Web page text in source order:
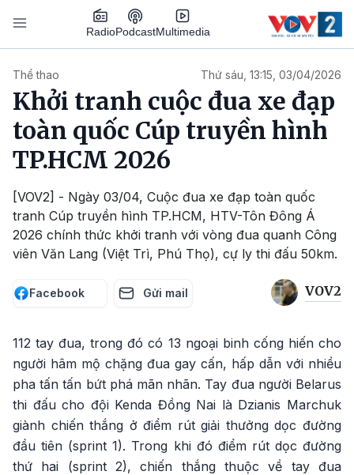
Nhảy đến nội dung
RadioPodcastMultimedia
Thể thao Thứ sáu, 13:15, 03/04/2026
Khởi tranh cuộc đua xe đạp
toàn quốc Cúp truyền hình
TP.HCM 2026
[VOV2] - Ngày 03/04, Cuộc đua xe đạp toàn quốc
tranh Cúp truyền hình TP.HCM, HTV-Tôn Đông Á
2026 chính thức khởi tranh với vòng đua quanh Công
viên Văn Lang (Việt Trì, Phú Thọ), cự ly thi đấu 50km.
Facebook Gửi mail VOV2
112 tay đua, trong đó có 13 ngoại binh cống hiến cho
người hâm mộ chặng đua gay cấn, hấp dẫn với nhiều
pha tấn tấn bứt phá mãn nhãn. Tay đua người Belarus
thi đấu cho đội Kenda Đồng Nai là Dzianis Marchuk
giành chiến thắng ở điểm rút giải thưởng dọc đường
đầu tiên (sprint 1). Trong khi đó điểm rút dọc đường
thứ hai (sprint 2), chiến thắng thuộc về tay đua